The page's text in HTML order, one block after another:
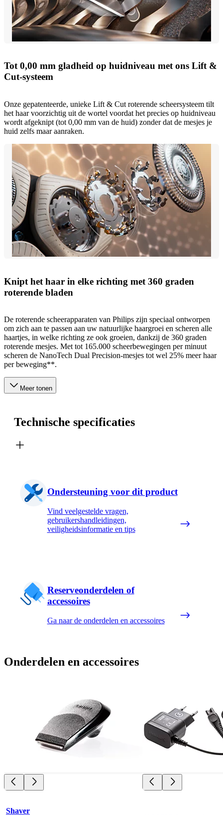
Tot 0,00 mm gladheid op huidniveau met ons Lift &
Cut-systeem
Onze gepatenteerde, unieke Lift & Cut roterende scheersysteem tilt
het haar voorzichtig uit de wortel voordat het precies op huidniveau
wordt afgeknipt (tot 0,00 mm van de huid) zonder dat de mesjes je
huid zelfs maar aanraken.
Knipt het haar in elke richting met 360 graden
roterende bladen
De roterende scheerapparaten van Philips zijn speciaal ontworpen
om zich aan te passen aan uw natuurlijke haargroei en scheren alle
haartjes, in welke richting ze ook groeien, dankzij de 360 graden
roterende mesjes. Met tot 165.000 scheerbewegingen per minuut
scheren de NanoTech Dual Precision-mesjes tot wel 25% meer haar
per beweging**.
Meer tonen
Technische specificaties
Ondersteuning voor dit product
Vind veelgestelde vragen,
gebruikershandleidingen,
veiligheidsinformatie en tips
Reserveonderdelen of
accessoires
Ga naar de onderdelen en accessoires
Onderdelen en accessoires
Shaver